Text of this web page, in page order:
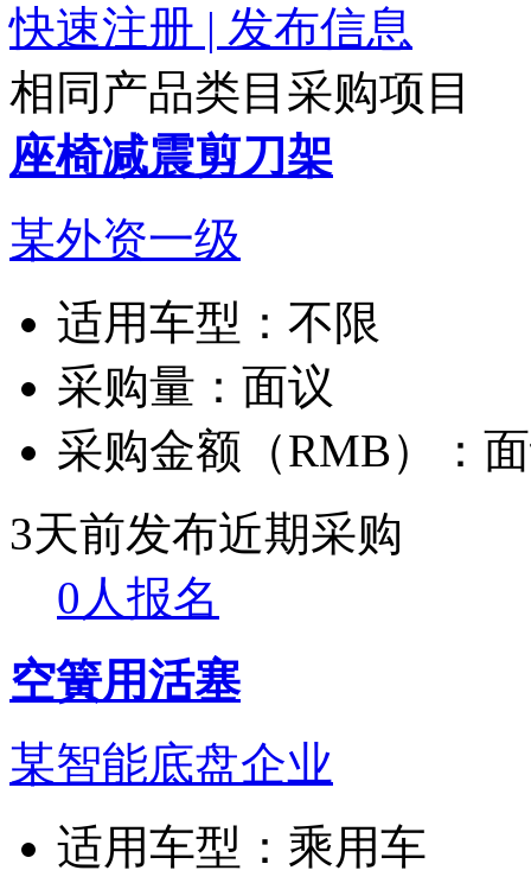
快速注册 | 发布信息
相同产品类目采购项目
座椅减震剪刀架
某外资一级
适用车型： 不限
采购量： 面议
采购金额（RMB）：
3天前发布近期采购
0人报名
空簧用活塞
某智能底盘企业
适用车型： 乘用车